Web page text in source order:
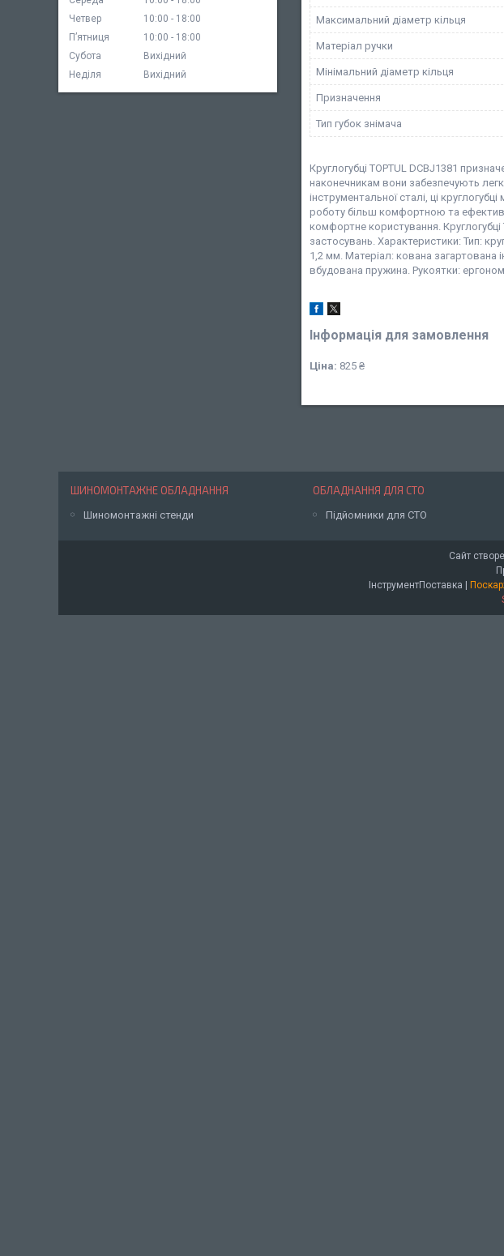
Максимальний діаметр кільця
Матеріал ручки
Мінімальний діаметр кільця
Призначення
Тип губок знімача
Круглогубці TOPTUL DCBJ1381
наконечникам вони забезпечують
інструментальної сталі, ці
роботу більш комфортною та
комфортне користування.
застосувань. Характеристики: Тип:
1,2 мм. Матеріал: кована загартована
вбудована пружина. Рукоятки:
Інформація для замовлення
Ціна: 825 ₴
Четвер
10:00
18:00
Пʼятниця
10:00
18:00
Субота
Вихідний
Неділя
Вихідний
ШИНОМОНТАЖНЕ ОБЛАДНАННЯ
Шиномонтажні стенди
ОБЛАДНАННЯ ДЛЯ СТО
Підйомники для СТО
Сайт
ІнструментПоставка |